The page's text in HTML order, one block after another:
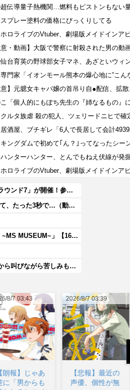
『ソニックレーシング クロスワールド』8/7本日より「レジェンドコンペ ラウンド7」が開催！参加者には「ソニックサマーステッカー」プレゼント
【閲覧注意】 メキシコの街中で生配信した結果…麻薬カルテルがやって来て、たった3秒で…（動画あり）
【機動戦士ガンダム】ROBOT魂「MS-06J 湿地帯戦用ザク ver. A.N.I.M.E. ~MS MUSEUM~」【16時プレバン受注開始】
【閲覧注意・動画】大阪で警察に射殺された男の動画、エグい 撃たれてから叫びながら苦しみもがいて死ぬ
2026/8/7 03:39
【悲報】最近の
声優、個性が無
2026/8/7 03:17
【朗報】ワンダ
ンス作者、手描